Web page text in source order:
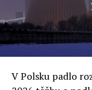
oslovuje své
uvěří a nebudou
Ziemkiewicz,
dodal: „Když se
podařilo prodat
000 euro, bylo to
V Polsku padlo